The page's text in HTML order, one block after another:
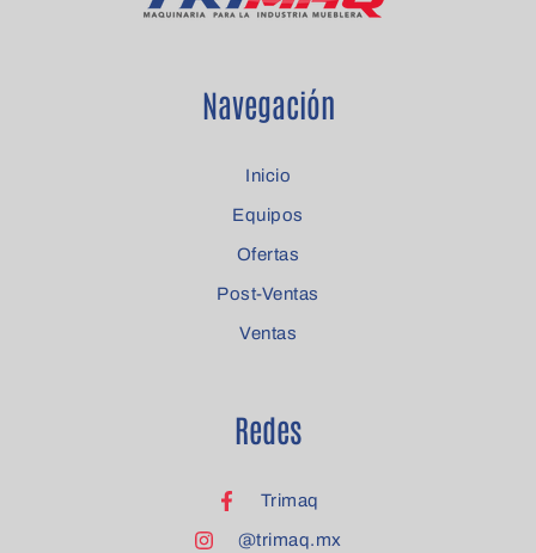
Navegación
Inicio
Equipos
Ofertas
Post-Ventas
Ventas
Redes
Trimaq
@trimaq.mx